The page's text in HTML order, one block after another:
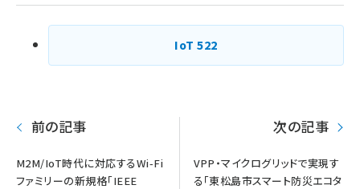
り
IoT522
前の記事
M2M/IoT時代に対応するWi-Fi
ファミリーの新規格「IEEE
次の記事
VPP・マイクログリッドで実現す
る「東松島市スマート防災エコタ